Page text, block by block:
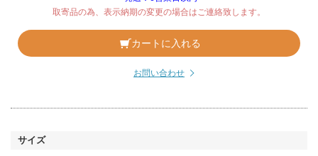
取寄品の為、表示納期の変更の場合はご連絡致します。
カートに入れる
お問い合わせ